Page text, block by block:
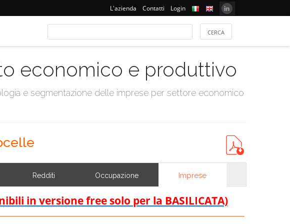
L'azienda Contatti Login
economico e produttivo
e segmentazione delle imprese per settore economico
Redditi Occupazione Imprese
in versione free solo per la BASILICATA)